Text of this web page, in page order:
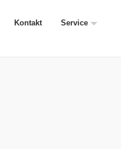
Kontakt Service